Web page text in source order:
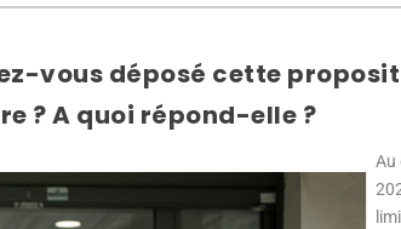
vous déposé cette
? A quoi répond-elle ?
Au